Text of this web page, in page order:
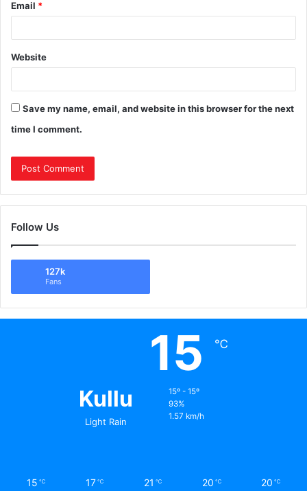
Email *
Website
Save my name, email, and website in this browser for the next
time I comment.
Follow Us
127k
Fans
Kullu
Light Rain
15 ℃
15º - 15º
93%
1.57 km/h
15 ℃ 17 ℃ 21 ℃ 20 ℃ 20 ℃